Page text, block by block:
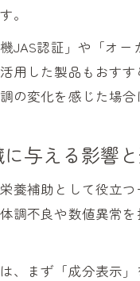
。
JAS認証」や「オ
用した製品もおす
の変化を感じた場
与える影響
養補助として役立
調不良や数値異常
、まず「成分表示